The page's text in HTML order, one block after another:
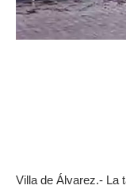
Villa de Álvarez.- La